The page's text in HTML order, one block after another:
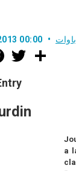
00:00
F
a
e
b
o
k
w
r
a